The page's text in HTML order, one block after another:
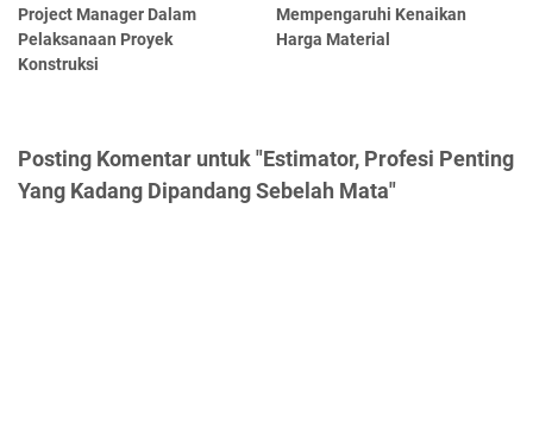
Project Manager Dalam
Pelaksanaan Proyek
Konstruksi
Mempengaruhi Kenaikan
Harga Material
Posting Komentar untuk "Estimator, Profesi Penting
Yang Kadang Dipandang Sebelah Mata"